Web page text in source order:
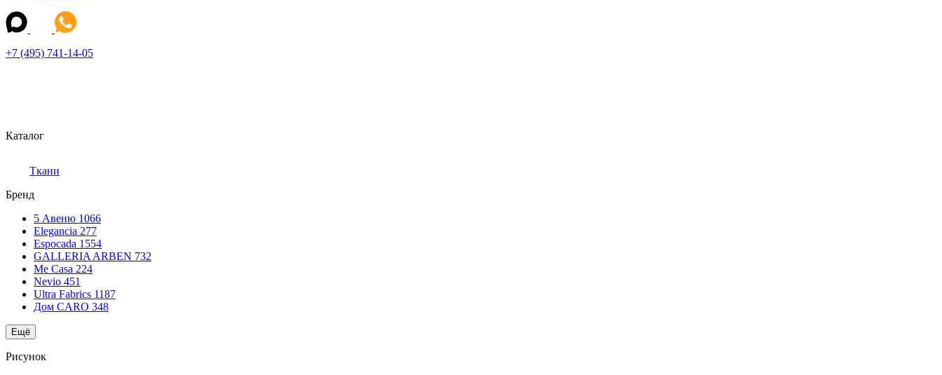
+7 (495) 741-14-05
Каталог
Ткани
Бренд
5 Авеню 1066
Elegancia 277
Espocada 1554
GALLERIA ARBEN 732
Me Casa 224
Nevio 451
Ultra Fabrics 1187
Дом CARO 348
Ещё
Рисунок